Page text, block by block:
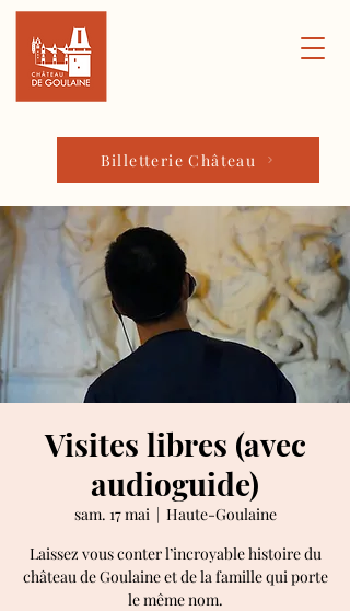
Billetterie Château
Visites libres (avec
audioguide)
sam. 17 mai
  |
Haute-Goulaine
Laissez vous conter l’incroyable histoire du
château de Goulaine et de la famille qui porte
le même nom.